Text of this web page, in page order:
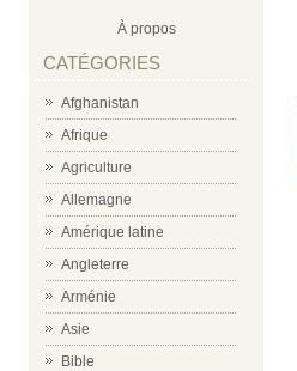
À propos
CATÉGORIES
Afghanistan
Afrique
Agriculture
Allemagne
Amérique latine
Angleterre
Arménie
Asie
Bible